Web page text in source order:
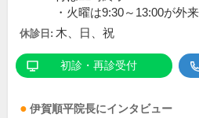
・火曜は9:30～13:00が外
休診日: 木、日、祝
初診・再診受付
伊賀順平院長にインタビュー